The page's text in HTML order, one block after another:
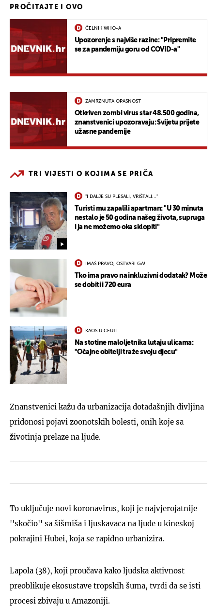
PROČITAJTE I OVO
ČELNIK WHO-A
Upozorenje s najviše razine: "Pripremite
se za pandemiju goru od COVID-a"
ZAMRZNUTA OPASNOST
Otkriven zombi virus star 48.500 godina,
znanstvenici upozoravaju: Svijetu prijete
užasne pandemije
TRI VIJESTI O KOJIMA SE PRIČA
"I DALJE SU PLESALI, VRIŠTALI..."
Turisti mu zapalili apartman: "U 30 minuta
nestalo je 50 godina našeg života, supruga
i ja ne možemo oka sklopiti"
IMAŠ PRAVO, OSTVARI GA!
Tko ima pravo na inkluzivni dodatak? Može
se dobiti i 720 eura
KAOS U CEUTI
Na stotine maloljetnika lutaju ulicama:
"Očajne obitelji traže svoju djecu"
Znanstvenici kažu da urbanizacija dotadašnjih divljina
pridonosi pojavi zoonotskih bolesti, onih koje sa
životinja prelaze na ljude.
To uključuje novi koronavirus, koji je najvjerojatnije
''skočio'' sa šišmiša i ljuskavaca na ljude u kineskoj
pokrajini Hubei, koja se rapidno urbanizira.
Lapola (38), koji proučava kako ljudska aktivnost
preoblikuje ekosustave tropskih šuma, tvrdi da se isti
procesi zbivaju u Amazoniji.